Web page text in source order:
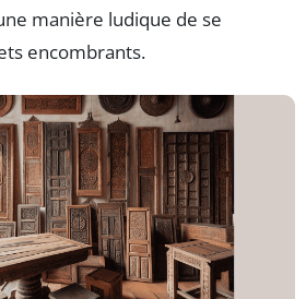
manière ludique de se
encombrants.